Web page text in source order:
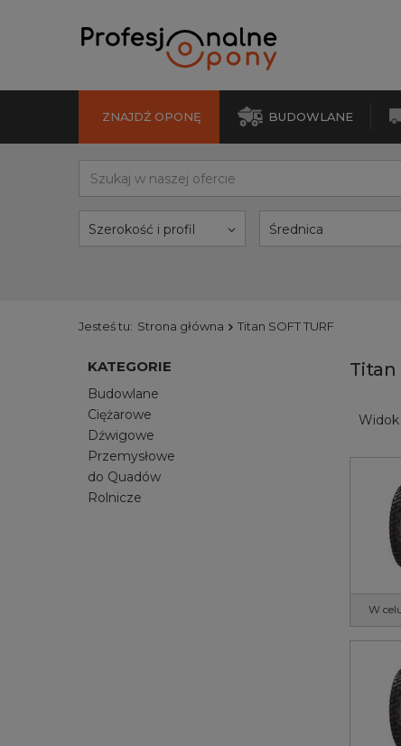
ZNAJDŹ OPONĘ BUDOWLANE
Szerokość i profil Średnica
Jesteś tu: Strona główna Titan SOFT TURF
KATEGORIE
Budowlane
Ciężarowe
Dźwigowe
Przemysłowe
do Quadów
Rolnicze
Titan
Widok
W